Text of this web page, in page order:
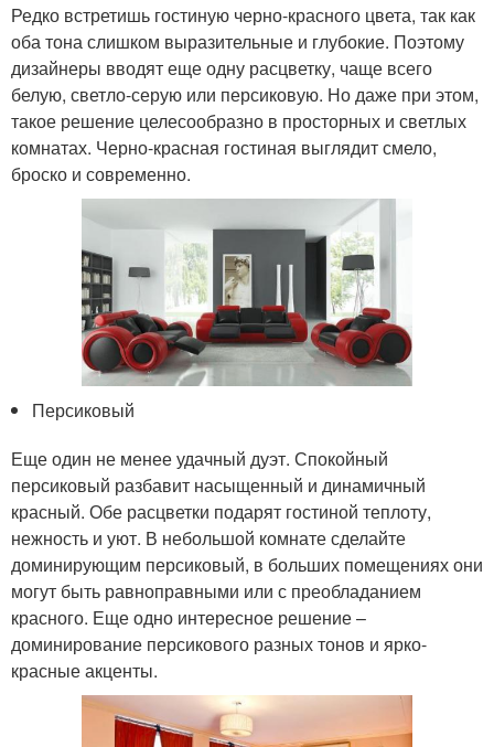
Редко встретишь гостиную черно-красного цвета, так как
оба тона слишком выразительные и глубокие. Поэтому
дизайнеры вводят еще одну расцветку, чаще всего
белую, светло-серую или персиковую. Но даже при этом,
такое решение целесообразно в просторных и светлых
комнатах. Черно-красная гостиная выглядит смело,
броско и современно.
Персиковый
Еще один не менее удачный дуэт. Спокойный
персиковый разбавит насыщенный и динамичный
красный. Обе расцветки подарят гостиной теплоту,
нежность и уют. В небольшой комнате сделайте
доминирующим персиковый, в больших помещениях они
могут быть равноправными или с преобладанием
красного. Еще одно интересное решение –
доминирование персикового разных тонов и ярко-
красные акценты.